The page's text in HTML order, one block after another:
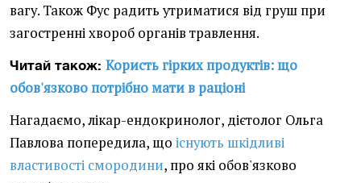
вагу. Також Фус радить утриматися від груш при
загостренні хвороб органів травлення.
Читай також: Користь гірких продуктів: що
обов'язково потрібно мати в раціоні
Нагадаємо, лікар-ендокринолог, дієтолог Ольга
Павлова попередила, що існують шкідливі
властивості смородини, про які обов'язково